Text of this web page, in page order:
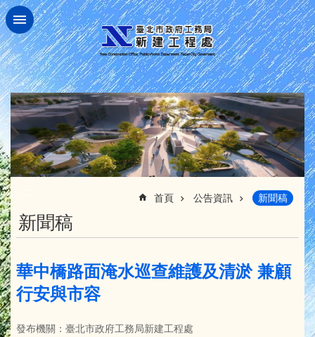
跳到主要內容區塊
首頁 公告資訊 新聞稿
新聞稿
華中橋路面淹水巡查維護及清淤 兼顧
行安與市容
發布機關：臺北市政府工務局新建工程處